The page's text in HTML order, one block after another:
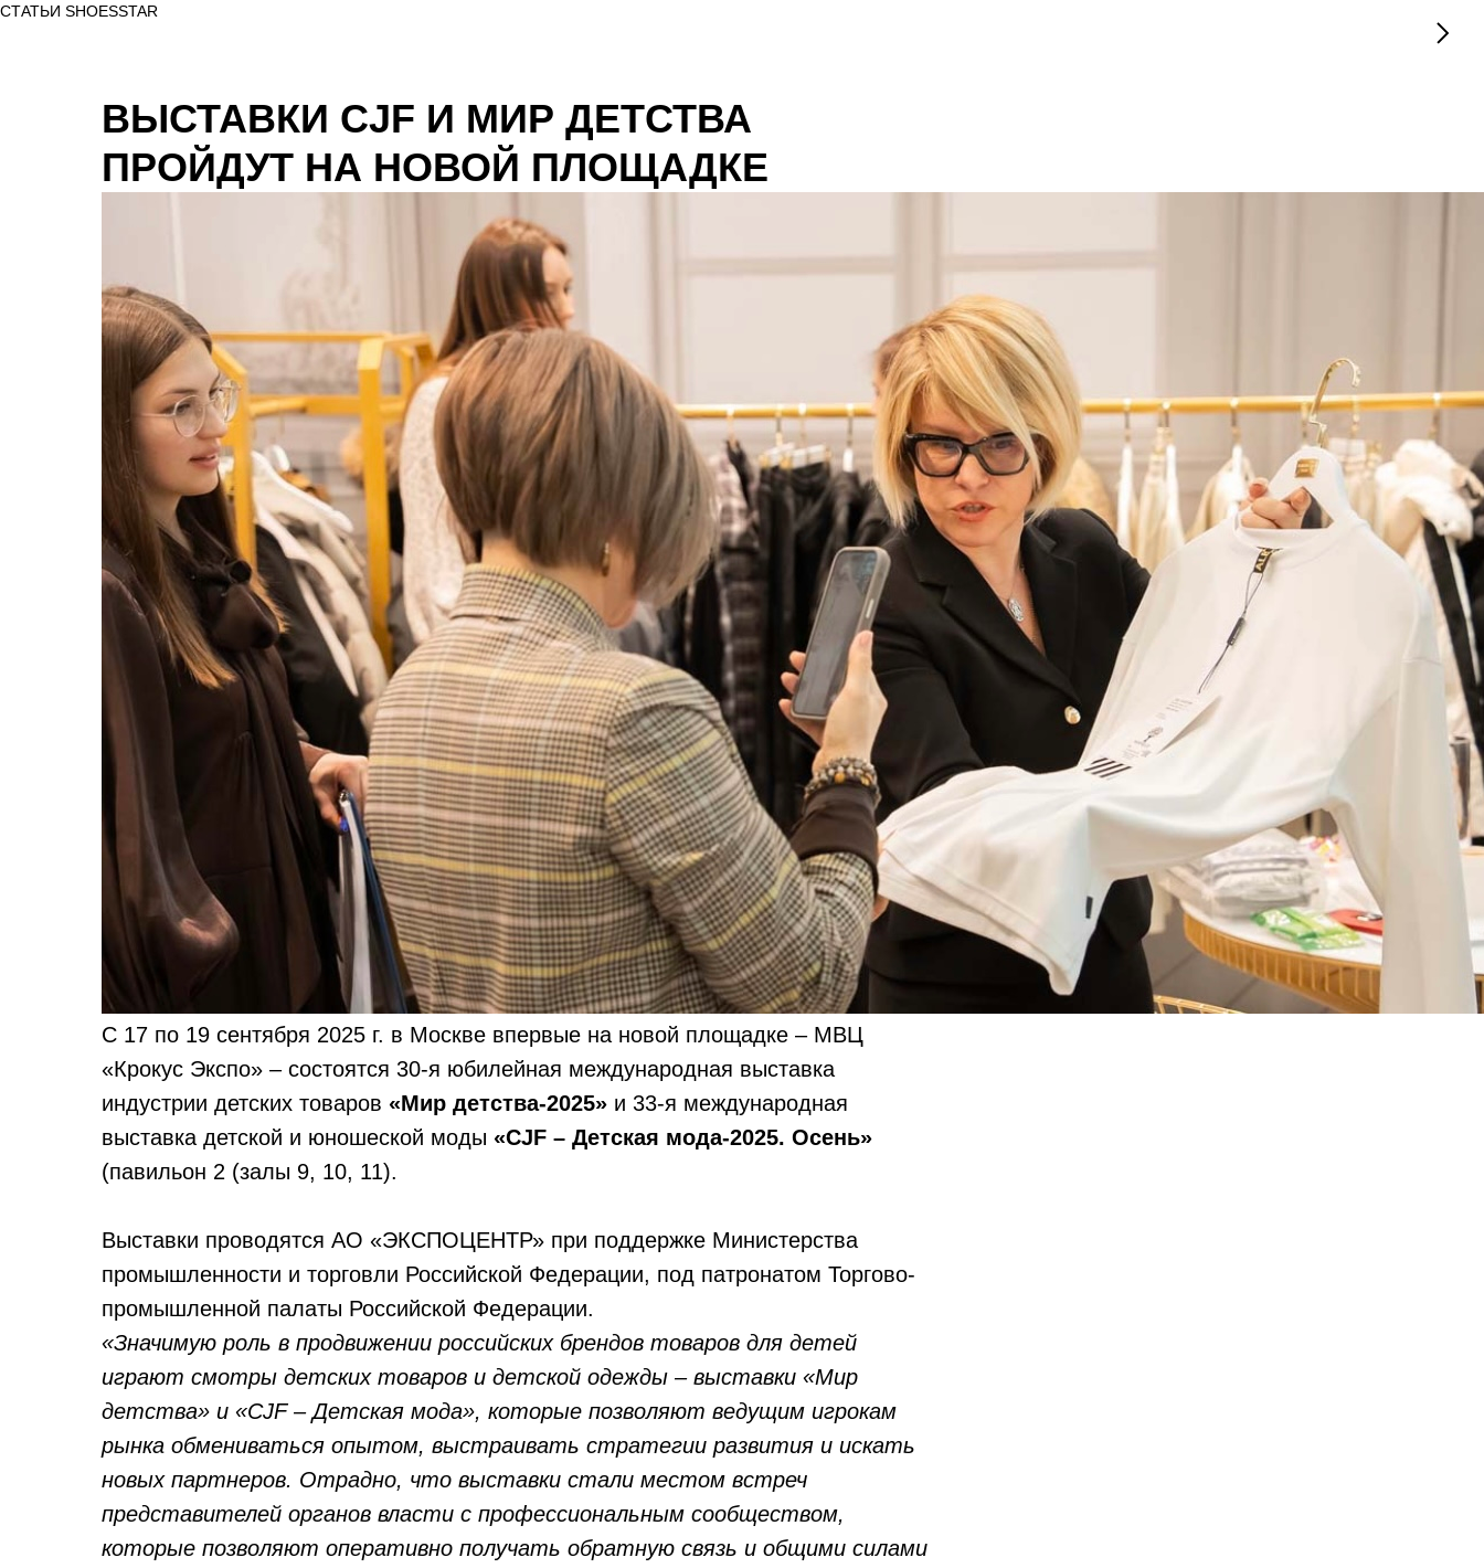
СТАТЬИ SHOESSTAR
ВЫСТАВКИ CJF И МИР ДЕТСТВА
ПРОЙДУТ НА НОВОЙ ПЛОЩАДКЕ
С 17 по 19 сентября 2025 г. в Москве впервые на новой площадке – МВЦ
«Крокус Экспо» – состоятся 30-я юбилейная международная выставка
индустрии детских товаров «Мир детства-2025» и 33-я международная
выставка детской и юношеской моды «CJF – Детская мода-2025. Осень»
(павильон 2 (залы 9, 10, 11).
Выставки проводятся АО «ЭКСПОЦЕНТР» при поддержке Министерства
промышленности и торговли Российской Федерации, под патронатом Торгово-
промышленной палаты Российской Федерации.
«Значимую роль в продвижении российских брендов товаров для детей
играют смотры детских товаров и детской одежды – выставки «Мир
детства» и «CJF – Детская мода», которые позволяют ведущим игрокам
рынка обмениваться опытом, выстраивать стратегии развития и искать
новых партнеров. Отрадно, что выставки стали местом встреч
представителей органов власти с профессиональным сообществом,
которые позволяют оперативно получать обратную связь и общими силами